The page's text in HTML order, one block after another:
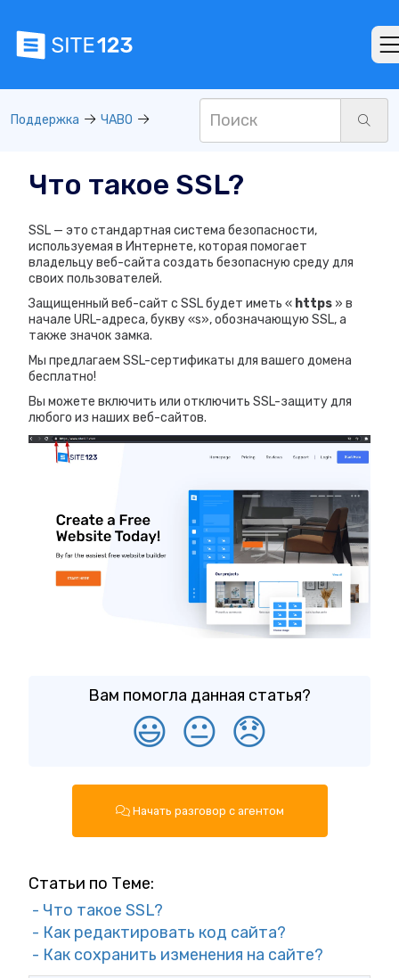
Поддержка ЧАВО
Что такое SSL?
SSL — это стандартная система безопасности,
используемая в Интернете, которая помогает
владельцу веб-сайта создать безопасную среду для
своих пользователей.
Защищенный веб-сайт с SSL будет иметь « https » в
начале URL-адреса, букву «s», обозначающую SSL, а
также значок замка.
Мы предлагаем SSL-сертификаты для вашего домена
бесплатно!
Вы можете включить или отключить SSL-защиту для
любого из наших веб-сайтов.
Вам помогла данная статья?
😃 😐 😞
Начать разговор с агентом
Статьи по Теме:
- Что такое SSL?
- Как редактировать код сайта?
- Как сохранить изменения на сайте?